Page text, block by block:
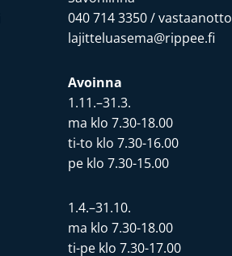
040 714 3350/ vastaanotto
lajitteluasema@rippee.fi
Avoinna
1.11.–31.3.
ma klo 7.30-18.00
ti-to klo 7.30-16.00
pe klo 7.30-15.00
1.4.–31.10.
ma klo 7.30-18.00
ti-pe klo 7.30-17.00